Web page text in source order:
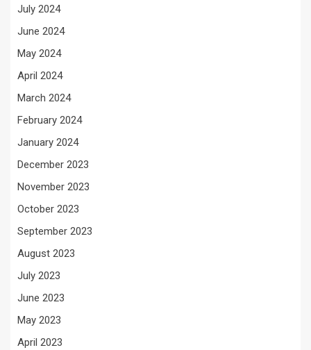
July 2024
June 2024
May 2024
April 2024
March 2024
February 2024
January 2024
December 2023
November 2023
October 2023
September 2023
August 2023
July 2023
June 2023
May 2023
April 2023